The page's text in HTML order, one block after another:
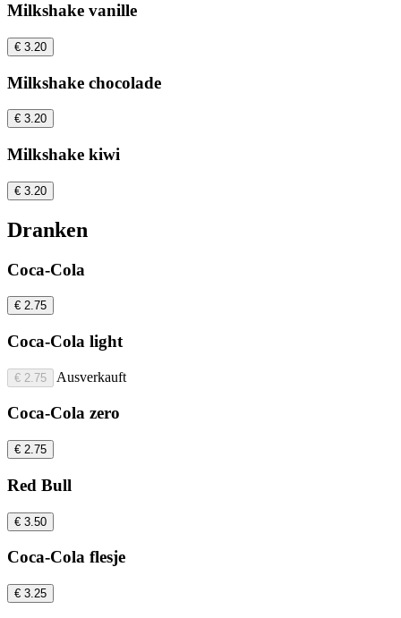
Milkshake vanille
€ 3.20
Milkshake chocolade
€ 3.20
Milkshake kiwi
€ 3.20
Dranken
Coca-Cola
€ 2.75
Coca-Cola light
€ 2.75 Ausverkauft
Coca-Cola zero
€ 2.75
Red Bull
€ 3.50
Coca-Cola flesje
€ 3.25